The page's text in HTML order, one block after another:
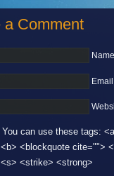
a Comment
You can use these tags:
<blockquote cite="">
<strike> <strong>